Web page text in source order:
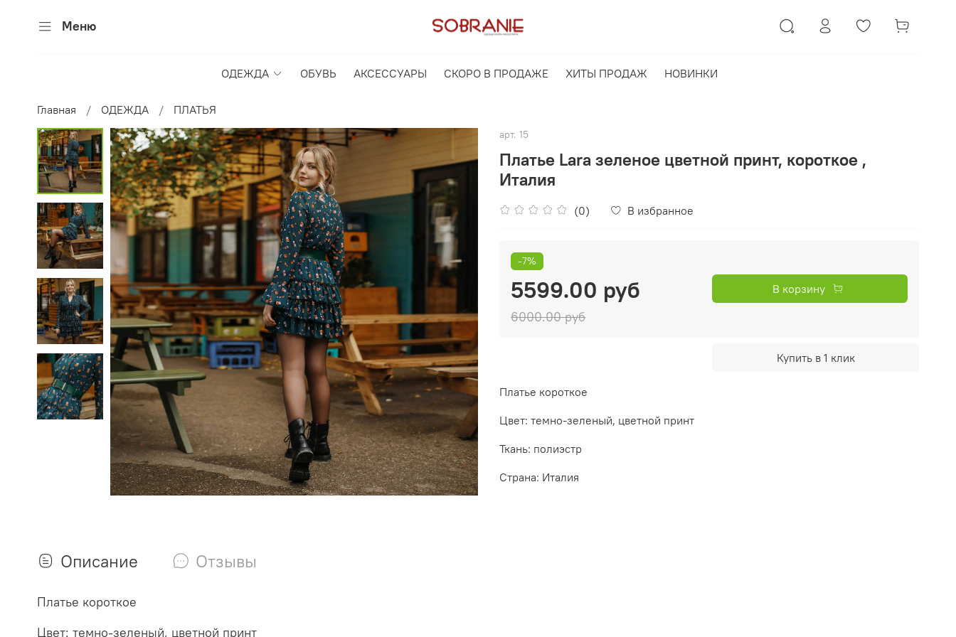
Меню
ОДЕЖДА ОБУВЬ АКСЕССУАРЫ СКОРО В ПРОДАЖЕ ХИТЫ ПРОДАЖ НОВИНКИ
Главная ОДЕЖДА ПЛАТЬЯ
арт. 15
Платье Lara зеленое цветной принт, короткое ,
Италия
(0) В избранное
-7%
5599.00 руб
6000.00 руб
В корзину
Купить в 1 клик
Платье короткое
Цвет: темно-зеленый, цветной принт
Ткань: полиэстр
Страна: Италия
Описание Отзывы
Платье короткое
Цвет: темно-зеленый, цветной принт